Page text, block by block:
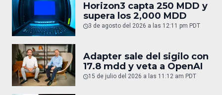
Horizon3 capta 250 MDD y
supera los 2,000 MDD
3 de agosto del 2026 a las 12:11 pm PDT
Adapter sale del sigilo con
17.8 mdd y veta a OpenAI
15 de julio del 2026 a las 11:12 am PDT